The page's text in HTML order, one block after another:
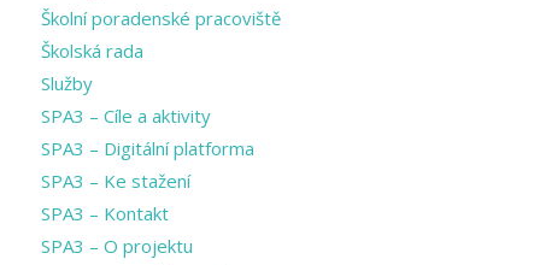
Školní poradenské pracoviště
Školská rada
Služby
SPA3 – Cíle a aktivity
SPA3 – Digitální platforma
SPA3 – Ke stažení
SPA3 – Kontakt
SPA3 – O projektu